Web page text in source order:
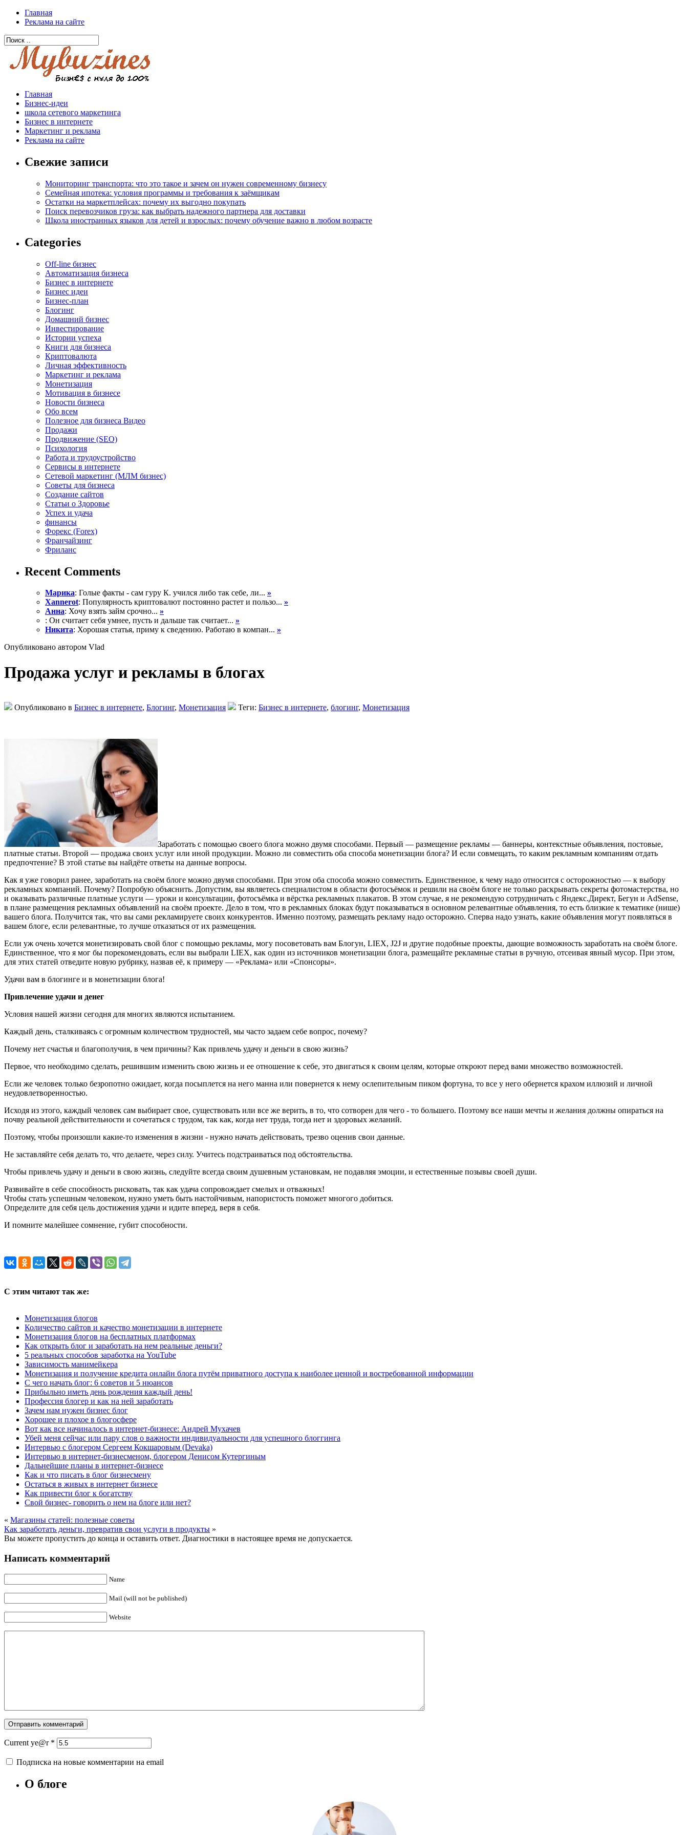
Главная
Реклама на сайте
Главная
Бизнес-идеи
школа сетевого маркетинга
Бизнес в интернете
Маркетинг и реклама
Реклама на сайте
Свежие записи
Мониторинг транспорта: что это такое и зачем он нужен современному бизнесу
Семейная ипотека: условия программы и требования к заёмщикам
Остатки на маркетплейсах: почему их выгодно покупать
Поиск перевозчиков груза: как выбрать надежного партнера для доставки
Школа иностранных языков для детей и взрослых: почему обучение важно в любом возрасте
Categories
Off-line бизнес
Автоматизация бизнеса
Бизнес в интернете
Бизнес идеи
Бизнес-план
Блогинг
Домашний бизнес
Инвестирование
Истории успеха
Книги для бизнеса
Криптовалюта
Личная эффективность
Маркетинг и реклама
Монетизация
Мотивация в бизнесе
Новости бизнеса
Обо всем
Полезное для бизнеса Видео
Продажи
Продвижение (SEO)
Психология
Работа и трудоустройство
Сервисы в интернете
Сетевой маркетинг (МЛМ бизнес)
Советы для бизнеса
Создание сайтов
Статьи о Здоровье
Успех и удача
финансы
Форекс (Forex)
Франчайзинг
Фриланс
Recent Comments
Марика: Голые факты - сам гуру К. учился либо так себе, ли... »
Xannerot: Популярность криптовалют постоянно растет и пользо... »
Анна: Хочу взять займ срочно... »
: Он считает себя умнее, пусть и дальше так считает... »
Никита: Хорошая статья, приму к сведению. Работаю в компан... »
Опубликовано автором Vlad
Продажа услуг и рекламы в блогах
Опубликовано в Бизнес в интернете, Блогинг, Монетизация Теги: Бизнес в интернете, блогинг, Монетизация
Заработать с помощью своего блога можно двумя способами. Первый — размещение рекламы — баннеры, контекстные объявления, постовые,
платные статьи. Второй — продажа своих услуг или иной продукции. Можно ли совместить оба способа монетизации блога? И если совмещать, то каким рекламным компаниям отдать
предпочтение? В этой статье вы найдёте ответы на данные вопросы.
Как я уже говорил ранее, заработать на своём блоге можно двумя способами. При этом оба способа можно совместить. Единственное, к чему надо относится с осторожностью — к выбору
рекламных компаний. Почему? Попробую объяснить. Допустим, вы являетесь специалистом в области фотосъёмок и решили на своём блоге не только раскрывать секреты фотомастерства, но
и оказывать различные платные услуги — уроки и консультации, фотосъёмка и вёрстка рекламных плакатов. В этом случае, я не рекомендую сотрудничать с Яндекс.Директ, Бегун и AdSense,
в плане размещения рекламных объявлений на своём проекте. Дело в том, что в рекламных блоках будут показываться в основном релевантные объявления, то есть близкие к тематике (нише)
вашего блога. Получится так, что вы сами рекламируете своих конкурентов. Именно поэтому, размещать рекламу надо осторожно. Сперва надо узнать, какие объявления могут появляться в
вашем блоге, если релевантные, то лучше отказаться от их размещения.
Если уж очень хочется монетизировать свой блог с помощью рекламы, могу посоветовать вам Блогун, LIEX, J2J и другие подобные проекты, дающие возможность заработать на своём блоге.
Единственное, что я мог бы порекомендовать, если вы выбрали LIEX, как один из источников монетизации блога, размещайте рекламные статьи в ручную, отсеивая явный мусор. При этом,
для этих статей отведите новую рубрику, назвав её, к примеру — «Реклама» или «Спонсоры».
Удачи вам в блогинге и в монетизации блога!
Привлечение удачи и денег
Условия нашей жизни сегодня для многих являются испытанием.
Каждый день, сталкиваясь с огромным количеством трудностей, мы часто задаем себе вопрос, почему?
Почему нет счастья и благополучия, в чем причины? Как привлечь удачу и деньги в свою жизнь?
Первое, что необходимо сделать, решившим изменить свою жизнь и ее отношение к себе, это двигаться к своим целям, которые откроют перед вами множество возможностей.
Если же человек только безропотно ожидает, когда посыплется на него манна или повернется к нему ослепительным пиком фортуна, то все у него обернется крахом иллюзий и личной
неудовлетворенностью.
Исходя из этого, каждый человек сам выбирает свое, существовать или все же верить, в то, что сотворен для чего - то большего. Поэтому все наши мечты и желания должны опираться на
почву реальной действительности и сочетаться с трудом, так как, когда нет труда, тогда нет и здоровых желаний.
Поэтому, чтобы произошли какие-то изменения в жизни - нужно начать действовать, трезво оценив свои данные.
Не заставляйте себя делать то, что делаете, через силу. Учитесь подстраиваться под обстоятельства.
Чтобы привлечь удачу и деньги в свою жизнь, следуйте всегда своим душевным установкам, не подавляя эмоции, и естественные позывы своей души.
Развивайте в себе способность рисковать, так как удача сопровождает смелых и отважных!
Чтобы стать успешным человеком, нужно уметь быть настойчивым, напористость поможет многого добиться.
Определите для себя цель достижения удачи и идите вперед, веря в себя.
И помните малейшее сомнение, губит способности.
С этим читают так же:
Монетизация блогов
Количество сайтов и качество монетизации в интернете
Монетизация блогов на бесплатных платформах
Как открыть блог и заработать на нем реальные деньги?
5 реальных способов заработка на YouTube
Зависимость манимейкера
Монетизация и получение кредита онлайн блога путём приватного доступа к наиболее ценной и востребованной информации
C чего начать блог: 6 советов и 5 нюансов
Прибыльно иметь день рождения каждый день!
Профессия блогер и как на ней заработать
Зачем нам нужен бизнес блог
Хорошее и плохое в блогосфере
Вот как все начиналось в интернет-бизнесе: Андрей Мухачев
Убей меня сейчас или пару слов о важности индивидуальности для успешного блоггинга
Интервью с блогером Сергеем Кокшаровым (Devaka)
Интервью в интернет-бизнесменом, блогером Денисом Кутергиным
Дальнейшие планы в интернет-бизнесе
Как и что писать в блог бизнесмену
Остаться в живых в интернет бизнесе
Как привести блог к богатству
Свой бизнес- говорить о нем на блоге или нет?
« Магазины статей: полезные советы
Как заработать деньги, превратив свои услуги в продукты »
Вы можете пропустить до конца и оставить ответ. Диагностики в настоящее время не допускается.
Написать комментарий
Name
Mail (will not be published)
Website
Current ye@r *
Подписка на новые комментарии на email
О блоге